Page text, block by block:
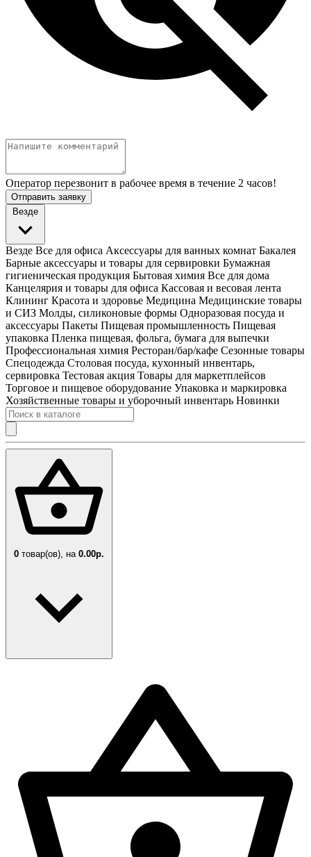
Оператор перезвонит в рабочее время в течение 2 часов!
Отправить заявку
Везде
Везде Все для офиса Аксессуары для ванных комнат Бакалея
Барные аксессуары и товары для сервировки Бумажная
гигиеническая продукция Бытовая химия Все для дома
Канцелярия и товары для офиса Кассовая и весовая лента
Клининг Красота и здоровье Медицина Медицинские товары
и СИЗ Молды, силиконовые формы Одноразовая посуда и
аксессуары Пакеты Пищевая промышленность Пищевая
упаковка Пленка пищевая, фольга, бумага для выпечки
Профессиональная химия Ресторан/бар/кафе Сезонные товары
Спецодежда Столовая посуда, кухонный инвентарь,
сервировка Тестовая акция Товары для маркетплейсов
Торговое и пищевое оборудование Упаковка и маркировка
Хозяйственные товары и уборочный инвентарь Новинки
0 товар(ов), на 0.00р.